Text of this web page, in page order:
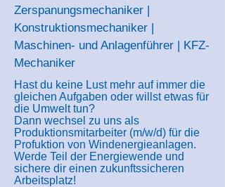
Zerspanungsmechaniker |
Konstruktionsmechaniker |
Maschinen- und Anlagenführer | KFZ-
Mechaniker
Hast du keine Lust mehr auf immer die
gleichen Aufgaben oder willst etwas für
die Umwelt tun?
Dann wechsel zu uns als
Produktionsmitarbeiter (m/w/d) für die
Profuktion von Windenergieanlagen.
Werde Teil der Energiewende und
sichere dir einen zukunftssicheren
Arbeitsplatz!